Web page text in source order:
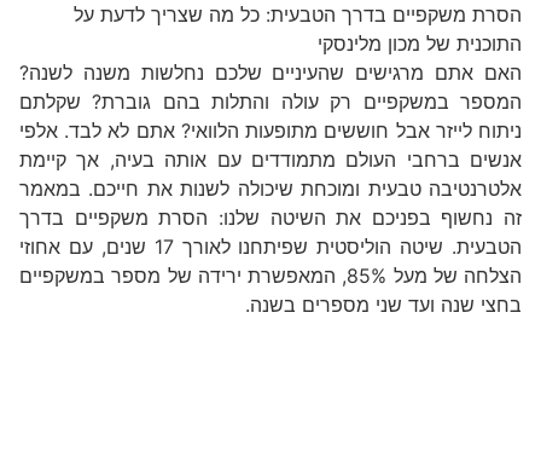
הסרת משקפיים בדרך הטבעית: כל מה שצריך לדעת על
התוכנית של מכון מלינסקי
האם אתם מרגישים שהעיניים שלכם נחלשות משנה לשנה?
המספר במשקפיים רק עולה והתלות בהם גוברת? שקלתם
ניתוח לייזר אבל חוששים מתופעות הלוואי? אתם לא לבד. אלפי
אנשים ברחבי העולם מתמודדים עם אותה בעיה, אך קיימת
אלטרנטיבה טבעית ומוכחת שיכולה לשנות את חייכם. במאמר
זה נחשוף בפניכם את השיטה שלנו: הסרת משקפיים בדרך
הטבעית. שיטה הוליסטית שפיתחנו לאורך 17 שנים, עם אחוזי
הצלחה של מעל 85%, המאפשרת ירידה של מספר במשקפיים
בחצי שנה ועד שני מספרים בשנה.